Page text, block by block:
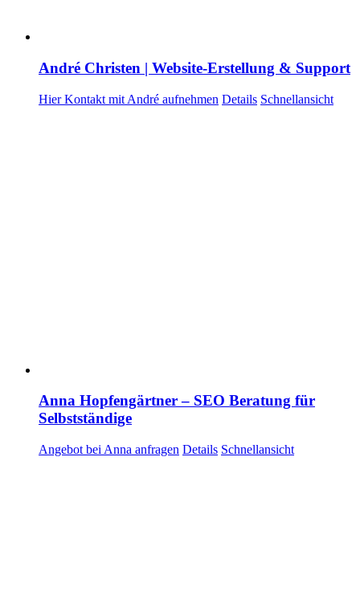
André Christen | Website-Erstellung & Support
Hier Kontakt mit André aufnehmen Details Schnellansicht
Anna Hopfengärtner – SEO Beratung für
Selbstständige
Angebot bei Anna anfragen Details Schnellansicht